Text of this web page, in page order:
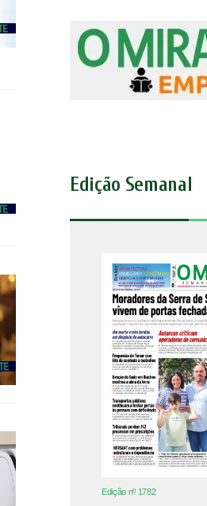
Edição Semanal
Edição nº 1782